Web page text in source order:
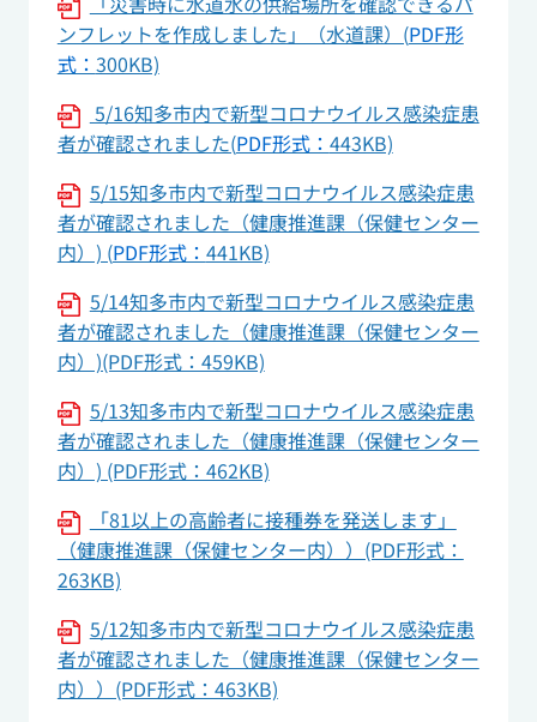
ンフレットを作成しました」（水道課）(PDF形
式： 300KB)
5/16知多市内で新型コロナウイルス感染症患
者が確認されました(PDF形式： 443KB)
5/15知多市内で新型コロナウイルス感染症患
者が確認されました（健康推進課（保健センター
内）) (PDF形式： 441KB)
5/14知多市内で新型コロナウイルス感染症患
者が確認されました（健康推進課（保健センター
内）)(PDF形式：459KB)
5/13知多市内で新型コロナウイルス感染症患
者が確認されました（健康推進課（保健センター
内）) (PDF形式：462KB)
「81以上の高齢者に接種券を発送します」
（健康推進課（保健センター内））(PDF形式：
263KB)
5/12知多市内で新型コロナウイルス感染症患
者が確認されました（健康推進課（保健センター
内））(PDF形式：463KB)